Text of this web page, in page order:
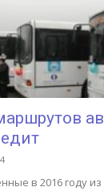
в 2016 году из